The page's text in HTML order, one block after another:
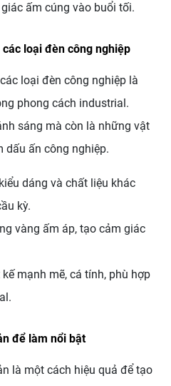
ấm cúng vào buổi tối.
loại đèn công nghiệp
loại đèn công nghiệp là
phong cách industrial.
sáng mà còn là những vật
dấu ấn công nghiệp.
dáng và chất liệu khác
kỳ.
vàng ấm áp, tạo cảm giác
mạnh mẽ, cá tính, phù hợp
để làm nổi bật
là một cách hiệu quả để tạo